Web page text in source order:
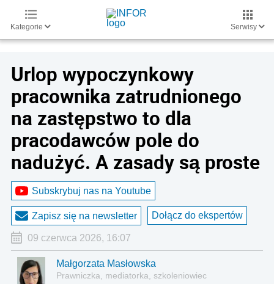
Kategorie Serwisy
Urlop wypoczynkowy
pracownika zatrudnionego
na zastępstwo to dla
pracodawców pole do
nadużyć. A zasady są proste
Subskrybuj nas na Youtube
Zapisz się na newsletter Dołącz do ekspertów
09 czerwca 2026, 16:07
Małgorzata Masłowska
Prawniczka, mediatorka, szkoleniowiec